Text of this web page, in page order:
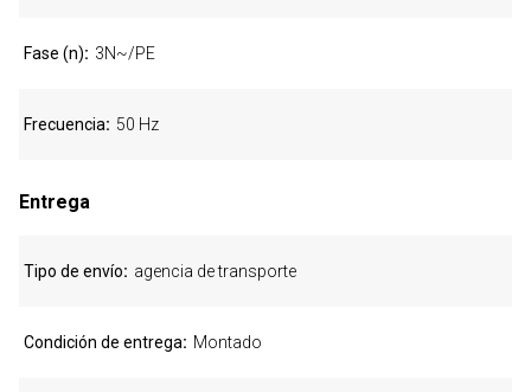
Fase (n) 3N~/PE
Frecuencia 50 Hz
Entrega
Tipo de envío agencia de transporte
Condición de entrega Montado